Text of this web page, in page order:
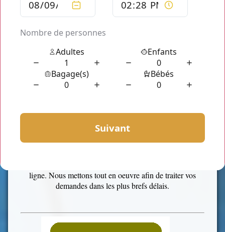
Des Chauffeurs qualifiés
Parce que votre satisfaction et sécurité priment, nous nous
prestations. Les chauffeurs suivent régulièrement des
formations et des recyclages pour un renforcement de
compétence et surtout pour suivre l'évolution des
exigences de la clientèle. Evolution qui ne cesse de
Le standard téléphonique disponible 24/7
Notre centrale de réservation est joignable à tout moment.
ligne. Nous mettons tout en oeuvre afin de traiter vos
demandes dans les plus brefs délais.